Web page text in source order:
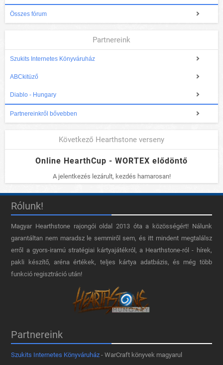
Összes fórum
Partnereink
Szukits Internetes Könyváruház
ABCkitüző
Diablo - Hungary
Partnereinkről bővebben
Következő Hearthstone verseny
Online HearthCup - WORTEX elődöntő
A jelentkezés lezárult, kezdés hamarosan!
Rólunk!
Magyar Hearthstone​ rajongói oldal 2013 óta a közösségért! Nálunk
garantáltan nem maradsz le semmiről sem, és itt mindent megtalálsz
erről a gyors-iramú stratégiai kártyajátékról, a Hearthstone-ról - hírek,
pakli készítő, aréna értékek, teljes kártya adatbázis, és még több
funkció regisztráció után!
Partnereink
Szukits Internetes Könyváruház - WarCraft könyvek magyarul